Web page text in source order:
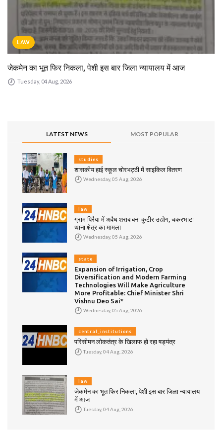
LAW
जेकमेन का भूत फिर निकला, पेशी इस बार जिला न्यायालय में आज
Tuesday, 04 Aug, 2026
LATEST NEWS MOST POPULAR
studies
शासकीय हाई स्कूल चोरभट्ठी में साइकिल वितरण
Wednesday, 05 Aug, 2026
law
ग्राम पिरैया में अवैध शराब बना कुटीर उद्योग, चकरभाटा
थाना क्षेत्र का मामला
Wednesday, 05 Aug, 2026
state
Expansion of Irrigation, Crop
Diversification and Modern Farming
Technologies Will Make Agriculture
More Profitable: Chief Minister Shri
Vishnu Deo Sai*
Wednesday, 05 Aug, 2026
central_institutions
परिसीमन लोकतंत्र के खिलाफ हो रहा षड्यंत्र
Tuesday, 04 Aug, 2026
law
जेकमेन का भूत फिर निकला, पेशी इस बार जिला न्यायालय
में आज
Tuesday, 04 Aug, 2026